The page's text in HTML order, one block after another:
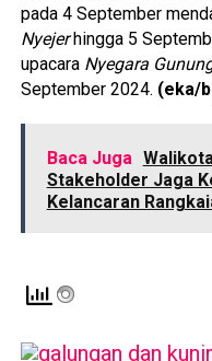
pada 4 September
Nyejerhingga 5
upacara Nyegara
September 2024. (eka/
Baca Juga
Stakeholder Jaga
Kelancaran